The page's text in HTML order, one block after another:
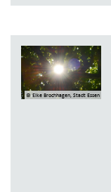
© Elke Brochhagen, Stadt Essen